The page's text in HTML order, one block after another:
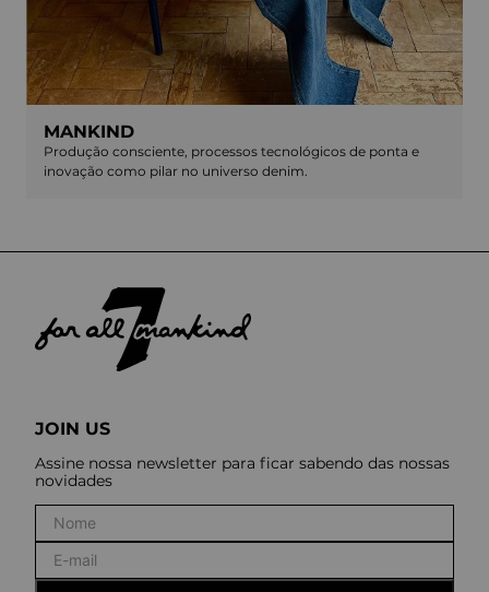
MANKIND
Produção consciente, processos tecnológicos de ponta e
inovação como pilar no universo denim.
JOIN US
Assine nossa newsletter para ficar sabendo das nossas
novidades